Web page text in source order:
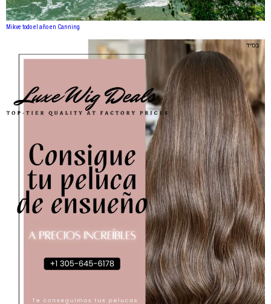
Mikve todo el año en Canning